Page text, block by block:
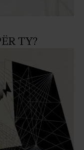
TY?